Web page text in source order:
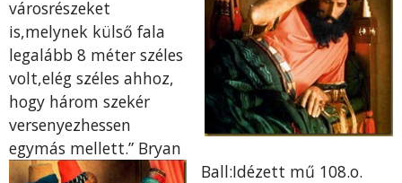
városrészeket
is,melynek külső fala
legalább 8 méter széles
volt,elég széles ahhoz,
hogy három szekér
versenyezhessen
egymás mellett.” Bryan
Ball:Idézett mű 108.o.